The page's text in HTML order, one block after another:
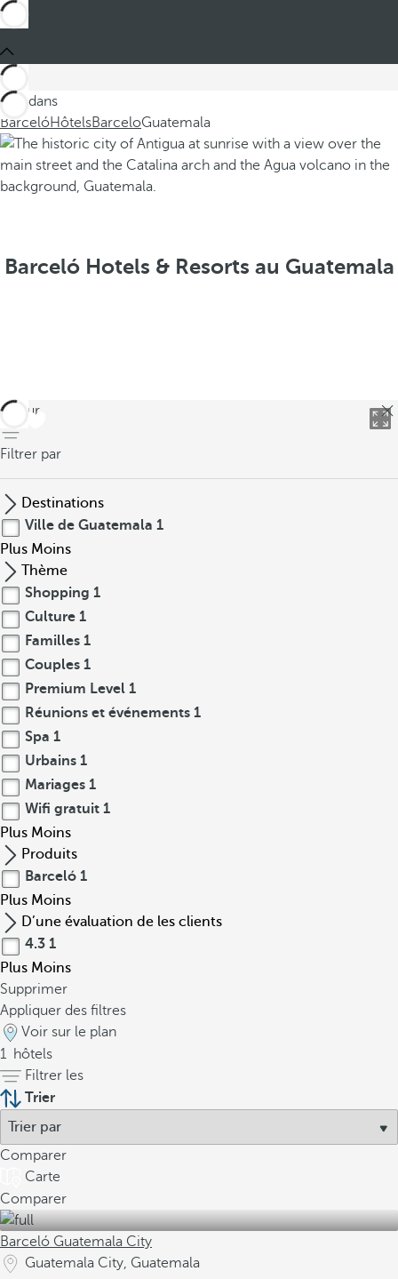
Ces dans
BarcelóHôtelsBarceloGuatemala
Barceló Hotels & Resorts au Guatemala
retour
Filtrer par
Destinations
Ville de Guatemala 1
Plus Moins
Thème
Shopping 1
Culture 1
Familles 1
Couples 1
Premium Level 1
Réunions et événements 1
Spa 1
Urbains 1
Mariages 1
Wifi gratuit 1
Plus Moins
Produits
Barceló 1
Plus Moins
D’une évaluation de les clients
4.3 1
Plus Moins
Supprimer
Appliquer des filtres
Voir sur le plan
1 hôtels
Filtrer les
Trier
Comparer
Carte
Comparer
Barceló Guatemala City
Guatemala City, Guatemala